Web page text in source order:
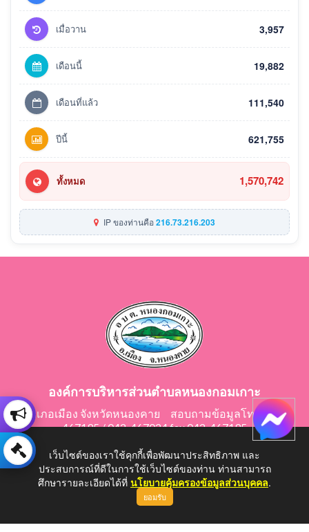
เมื่อวาน 3,957
เดือนนี้ 19,882
เดือนที่แล้ว 111,540
ปีนี้ 621,755
ทั้งหมด 1,570,742
IP ของท่านคือ216.73.216.203
องค์การบริหารส่วนตำบลหนองกอมเกาะ
อำเภอเมือง จังหวัดหนองคาย สอบถามข้อมูลโทร 042-
467195 / 042-467024 fax 042-467195
E-Mail: saraban@nongkomkor.go.th
เว็บไซต์ของเราใช้คุกกี้เพื่อพัฒนาประสิทธิภาพ และ
ประสบการณ์ที่ดีในการใช้เว็บไซต์ของท่าน ท่านสามารถ
ศึกษารายละเอียดได้ที่ นโยบายคุ้มครองข้อมูลส่วนบุคคล.
ยอมรับ